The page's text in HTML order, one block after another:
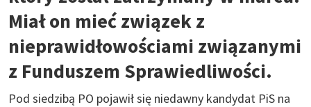
Miał on mieć związek z
nieprawidłowościami związanymi
z Funduszem Sprawiedliwości.
Pod siedzibą PO pojawił się niedawny kandydat PiS na